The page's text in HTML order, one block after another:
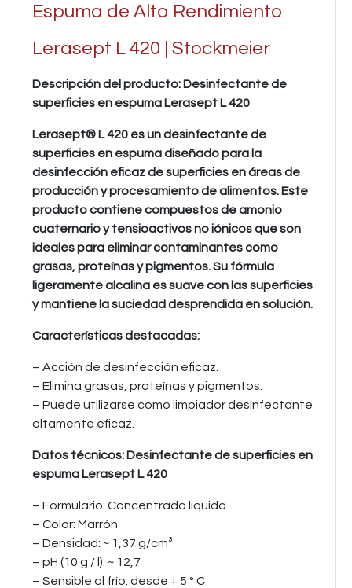
Espuma de Alto Rendimiento
Lerasept L 420 | Stockmeier
Descripción del producto: Desinfectante de
superficies en espuma Lerasept L 420
Lerasept® L 420 es un desinfectante de
superficies en espuma diseñado para la
desinfección eficaz de superficies en áreas de
producción y procesamiento de alimentos. Este
producto contiene compuestos de amonio
cuaternario y tensioactivos no iónicos que son
ideales para eliminar contaminantes como
grasas, proteínas y pigmentos. Su fórmula
ligeramente alcalina es suave con las superficies
y mantiene la suciedad desprendida en solución.
Características destacadas:
– Acción de desinfección eficaz.
– Elimina grasas, proteínas y pigmentos.
– Puede utilizarse como limpiador desinfectante
altamente eficaz.
Datos técnicos: Desinfectante de superficies en
espuma Lerasept L 420
– Formulario: Concentrado líquido
– Color: Marrón
– Densidad: ~ 1,37 g/cm³
– pH (10 g / l): ~ 12,7
– Sensible al frío: desde + 5 ° C